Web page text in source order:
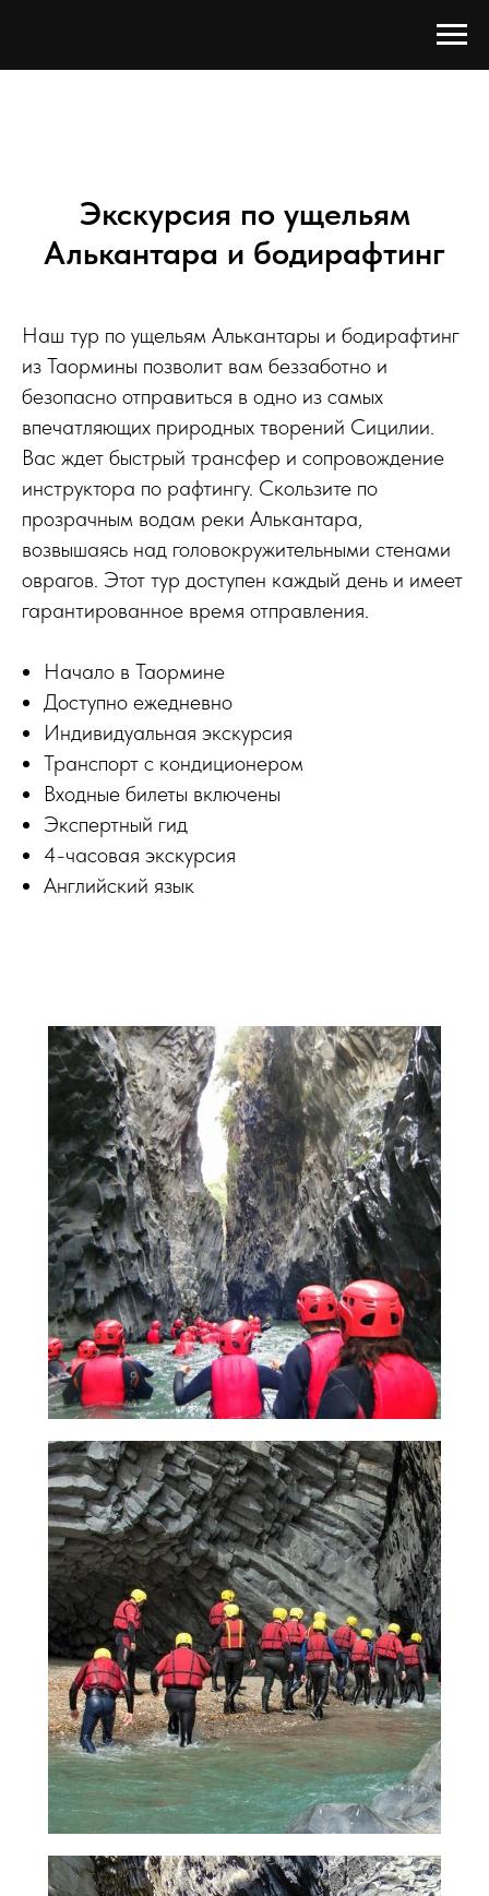
Экскурсия по ущельям
Алькантара и бодирафтинг
Наш тур по ущельям Алькантары и бодирафтинг
из Таормины позволит вам беззаботно и
безопасно отправиться в одно из самых
впечатляющих природных творений Сицилии.
Вас ждет быстрый трансфер и сопровождение
инструктора по рафтингу. Скользите по
прозрачным водам реки Алькантара,
возвышаясь над головокружительными стенами
оврагов. Этот тур доступен каждый день и имеет
гарантированное время отправления.
Начало в Таормине
Доступно ежедневно
Индивидуальная экскурсия
Транспорт с кондиционером
Входные билеты включены
Экспертный гид
4-часовая экскурсия
Английский язык